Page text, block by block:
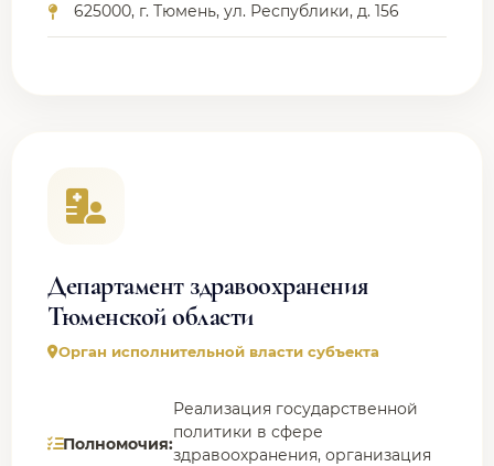
625000, г. Тюмень, ул. Республики, д. 156
Департамент здравоохранения
Тюменской области
Орган исполнительной власти субъекта
Полномочия:
Реализация государственной
политики в сфере
здравоохранения, организация